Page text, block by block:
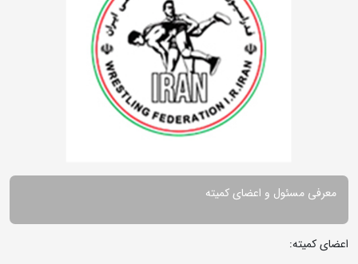
معرفی مسئول و اعضای کمیته
اعضای کمیته: